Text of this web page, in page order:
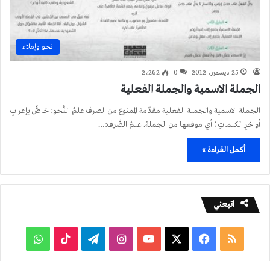
نحو وإملاء
25 ديسمبر، 2012 0 2٬262
الجملة الاسمية والجملة الفعلية
الجملة الاسمية والجملة الفعلية مقدّمة الممنوع من الصرف علمُ النَّحو: خاصٌّ بإعرابِ
أواخرِ الكلماتِ؛ أي موقعها من الجملة. علمُ الصَّرف:…
أكمل القراءة »
اتبعني
ملخصفيسبوك ‫YouTubeانستقرامتيلقرام ‫TikTokواتساب